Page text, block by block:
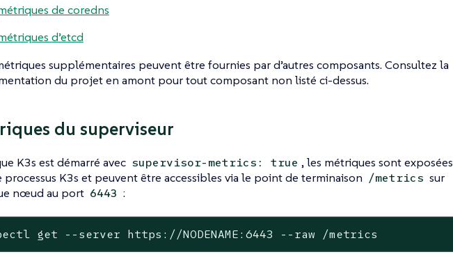
de coredns
d’etcd
supplémentaires peuvent être fournies par d’autres composants. Consultez la
du projet en amont pour tout composant non listé ci-dessus.
du superviseur
K3s est démarré avec supervisor-metrics: true , les métriques sont exposées
processus K3s et peuvent être accessibles via le point de terminaison /metrics sur
nœud au port 6443 :
get --server https://NODENAME:6443 --raw /metrics